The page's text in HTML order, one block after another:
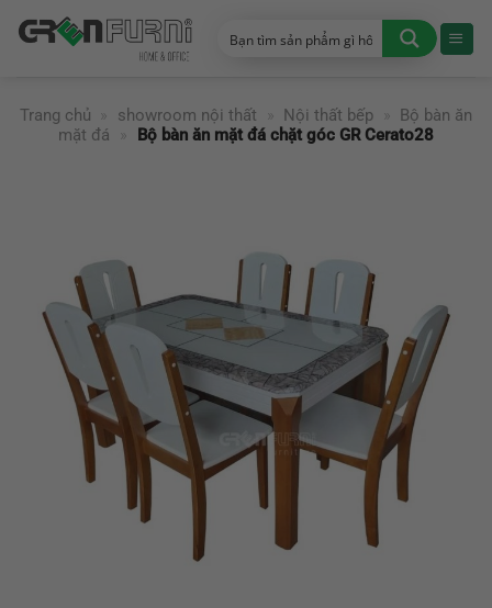
đến
Trang chủ
» showroom nội thất » Nội thất bếp » Bộ bàn ăn
mặt đá
» Bộ bàn ăn mặt đá chặt góc GR Cerato28